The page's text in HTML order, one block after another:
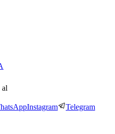
al
Instagram Telegram